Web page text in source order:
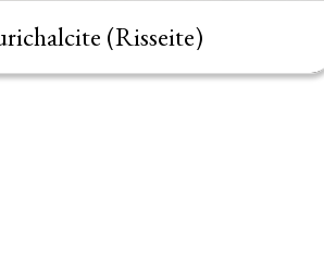
(Risseite)